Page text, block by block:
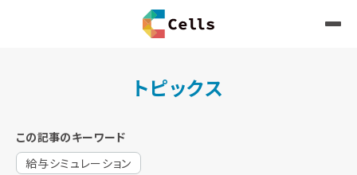
トピックス
この記事のキーワード
給与シミュレーション